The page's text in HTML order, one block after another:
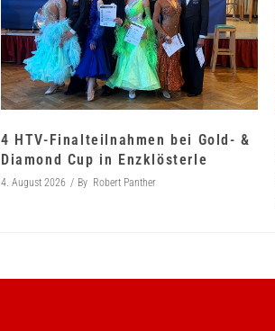
4 HTV-Finalteilnahmen bei Gold- &
Diamond Cup in Enzklösterle
4. August 2026 By Robert Panther